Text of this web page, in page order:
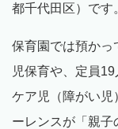
都千代田区）です
保育園では預かっ
児保育や、定員
ケア児（障がい児
ーレンスが「親子